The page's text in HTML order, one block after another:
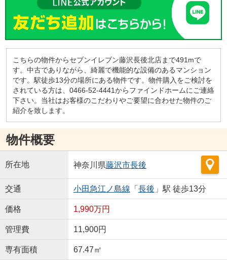
こちらの物件からセブンイレブン藤沢長後北店まで491mで
す。中古でありながら、綺麗で機能的な設備のあるマンション
です。駅徒歩13分の場所にある物件です。物件購入をご検討を
されている方は、0466-52-4441からファインドホームにご連絡
下さい。当社はお客様のこだわりやご要望に合わせた物件のご
紹介を致します。
物件概要
所在地 神奈川県藤沢市長後
交通 小田急江ノ島線 「 長後 」駅 徒歩13分
価格 1,990万円
管理費 11,900円
専有面積 67.47㎡